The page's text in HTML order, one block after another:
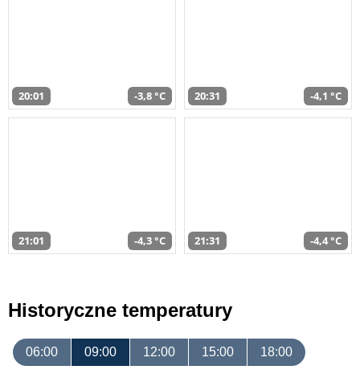
20:01 -3,8 °C 20:31 -4,1 °C
21:01 -4,3 °C 21:31 -4,4 °C
Historyczne temperatury
06:00 09:00 12:00 15:00 18:00